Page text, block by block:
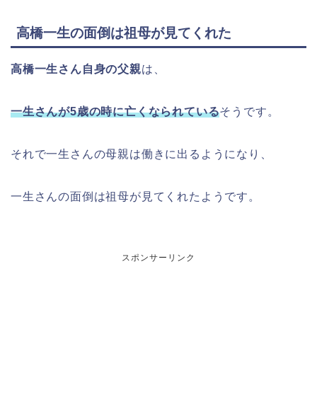
高橋一生の面倒は祖母が見てくれた
高橋一生さん自身の父親は、
一生さんが5歳の時に亡くなられているそうです。
それで一生さんの母親は働きに出るようになり、
一生さんの面倒は祖母が見てくれたようです。
スポンサーリンク